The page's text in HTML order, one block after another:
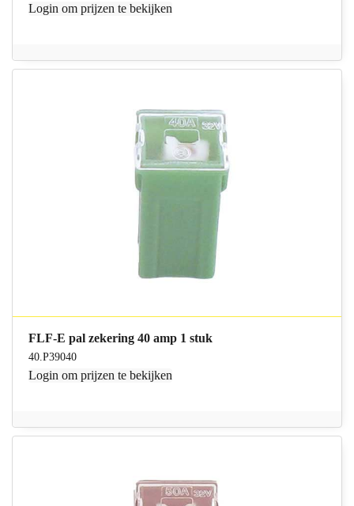
Login om prijzen te bekijken
FLF-E pal zekering 40 amp 1 stuk
40.P39040
Login om prijzen te bekijken